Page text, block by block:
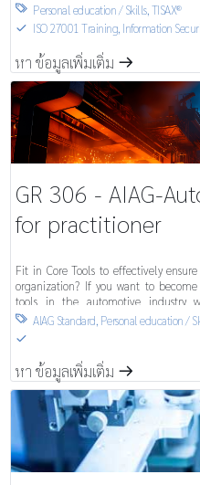
 Personal education / Skills,TISAX®
S ISO 27001 Training, Information
หา ข้อมูลเพิ่มเติ่ม m
GR 306 - AIAG-
for practitioner
Fit in Core Tools to effectively
organization? If you want to
tools in the automotive industry
qualification in just 4 days.
 AIAG Standard, Personal education /
S
หา ข้อมูลเพิ่มเติ่ม m